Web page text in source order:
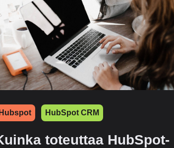
Hubspot HubSpot CRM
toteuttaa HubSpot-